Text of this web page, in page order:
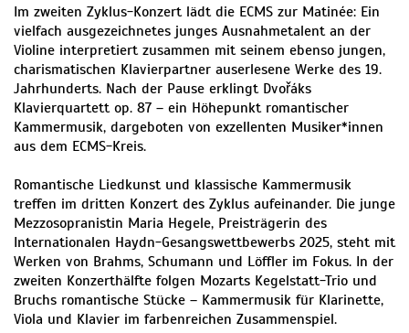
Im zweiten Zyklus-Konzert lädt die ECMS zur Matinée: Ein
vielfach ausgezeichnetes junges Ausnahmetalent an der
Violine interpretiert zusammen mit seinem ebenso jungen,
charismatischen Klavierpartner auserlesene Werke des 19.
Jahrhunderts. Nach der Pause erklingt Dvořáks
Klavierquartett op. 87 – ein Höhepunkt romantischer
Kammermusik, dargeboten von exzellenten Musiker*innen
aus dem ECMS-Kreis.
Romantische Liedkunst und klassische Kammermusik
treffen im dritten Konzert des Zyklus aufeinander. Die junge
Mezzosopranistin Maria Hegele, Preisträgerin des
Internationalen Haydn-Gesangswettbewerbs 2025, steht mit
Werken von Brahms, Schumann und Löffler im Fokus. In der
zweiten Konzerthälfte folgen Mozarts Kegelstatt-Trio und
Bruchs romantische Stücke – Kammermusik für Klarinette,
Viola und Klavier im farbenreichen Zusammenspiel.